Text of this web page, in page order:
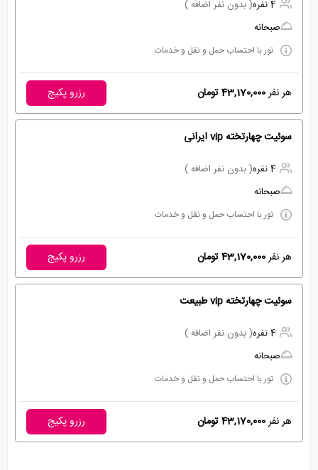
4 نفره
( بدون نفر اضافه )
صبحانه
تور با احتساب حمل و نقل و خدمات
هر نفر43,170,000 تومان رزرو پکیج
سوئیت چهارتخته vip ایرانی
4 نفره
( بدون نفر اضافه )
صبحانه
تور با احتساب حمل و نقل و خدمات
هر نفر43,170,000 تومان رزرو پکیج
سوئیت چهارتخته vip طبیعت
4 نفره
( بدون نفر اضافه )
صبحانه
تور با احتساب حمل و نقل و خدمات
هر نفر43,170,000 تومان رزرو پکیج